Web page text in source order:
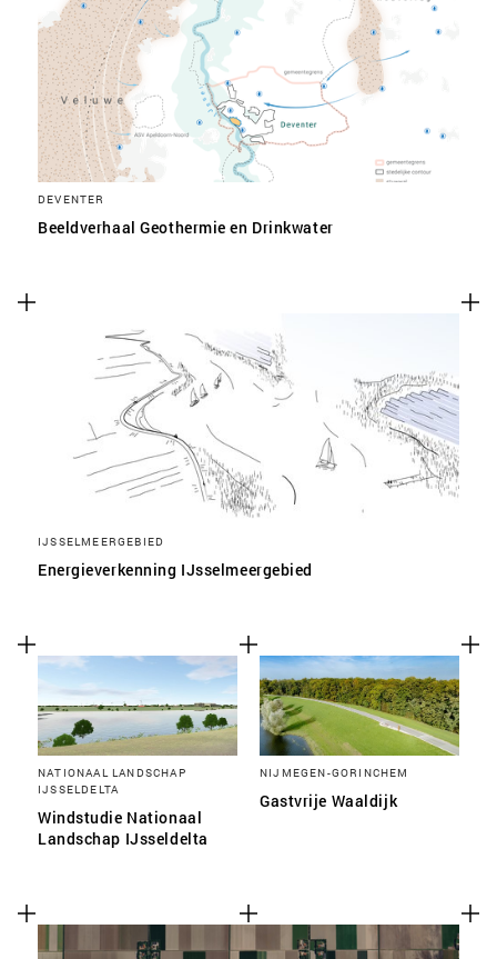
DEVENTER
Beeldverhaal Geothermie en Drinkwater
IJSSELMEERGEBIED
Energieverkenning IJsselmeergebied
NATIONAAL LANDSCHAP
IJSSELDELTA
Windstudie Nationaal
Landschap IJsseldelta
NIJMEGEN-GORINCHEM
Gastvrije Waaldijk
SLA VOORKEUREN OP